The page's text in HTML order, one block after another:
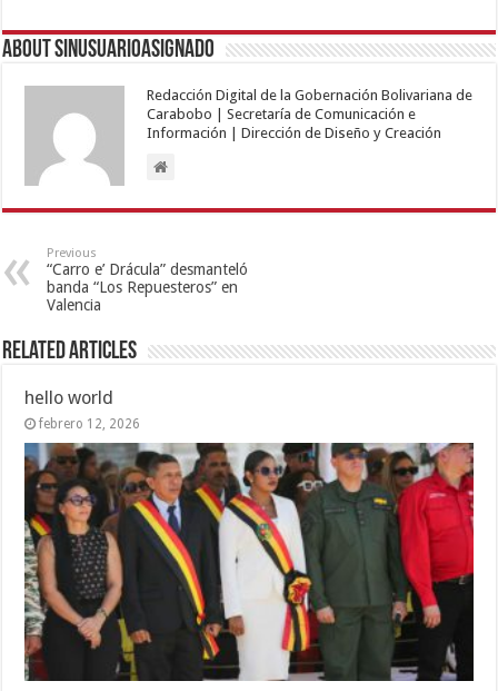
About sinusuarioasignado
Redacción Digital de la Gobernación Bolivariana de
Carabobo | Secretaría de Comunicación e
Información | Dirección de Diseño y Creación
Previous
“Carro e’ Drácula” desmanteló
banda “Los Repuesteros” en
Valencia
Related Articles
hello world
febrero 12, 2026